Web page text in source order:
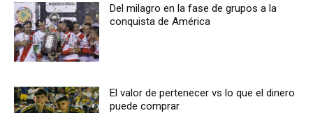
Del milagro en la fase de grupos a la
conquista de América
El valor de pertenecer vs lo que el dinero
puede comprar